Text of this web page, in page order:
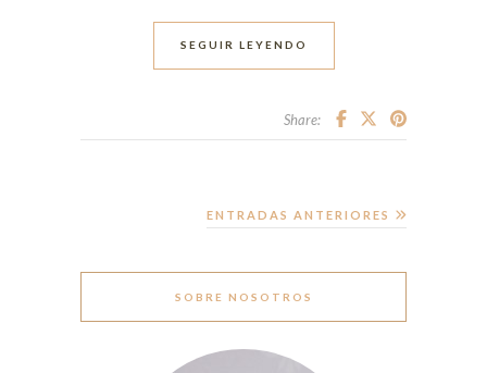
SEGUIR LEYENDO
Share:
ENTRADAS ANTERIORES
SOBRE NOSOTROS